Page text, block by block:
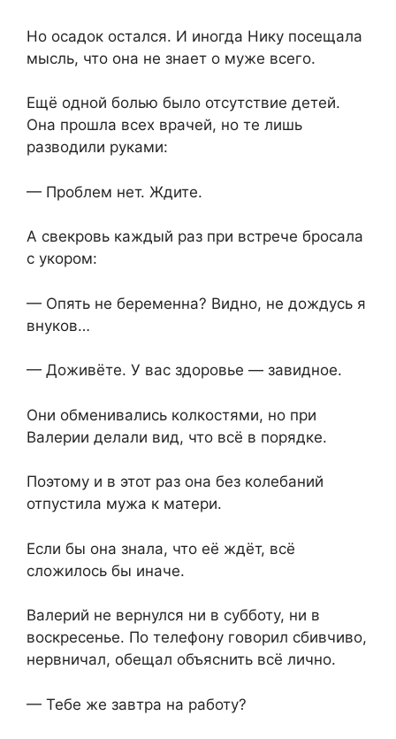
Но осадок остался. И иногда Нику посещала
мысль, что она не знает о муже всего.
Ещё одной болью было отсутствие детей.
Она прошла всех врачей, но те лишь
разводили руками:
— Проблем нет. Ждите.
А свекровь каждый раз при встрече бросала
с укором:
— Опять не беременна? Видно, не дождусь я
внуков…
— Доживёте. У вас здоровье — завидное.
Они обменивались колкостями, но при
Валерии делали вид, что всё в порядке.
Поэтому и в этот раз она без колебаний
отпустила мужа к матери.
Если бы она знала, что её ждёт, всё
сложилось бы иначе.
Валерий не вернулся ни в субботу, ни в
воскресенье. По телефону говорил сбивчиво,
нервничал, обещал объяснить всё лично.
— Тебе же завтра на работу?